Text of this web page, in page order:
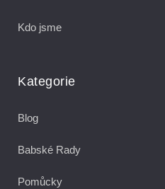
Kdo jsme
Kategorie
Blog
Babské Rady
Pomůcky